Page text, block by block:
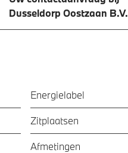
Dusseldorp Oostzaan B.V.
Energielabel
Zitplaatsen
Afmetingen